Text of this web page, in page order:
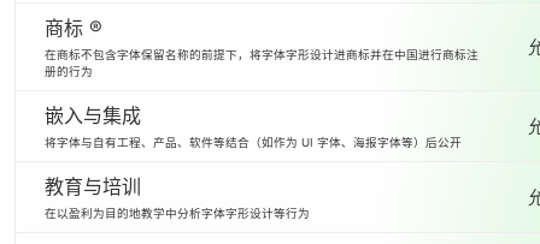
商标 ®
在商标不包含字体保留名称的前提下，将字体字形设计进商标并在中国进行商标注
册的行为
嵌入与集成
将字体与自有工程、产品、软件等结合（如作为 UI 字体、海报字体等）后公开
教育与培训
在以盈利为目的地教学中分析字体字形设计等行为